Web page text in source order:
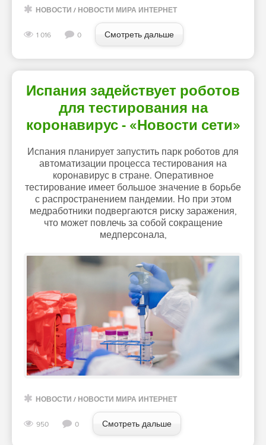
НОВОСТИ / НОВОСТИ МИРА ИНТЕРНЕТ
1 016 0 Смотреть дальше
Испания задействует роботов
для тестирования на
коронавирус - «Новости сети»
Испания планирует запустить парк роботов для
автоматизации процесса тестирования на
коронавирус в стране. Оперативное
тестирование имеет большое значение в борьбе
с распространением пандемии. Но при этом
медработники подвергаются риску заражения,
что может повлечь за собой сокращение
медперсонала,
НОВОСТИ / НОВОСТИ МИРА ИНТЕРНЕТ
950 0 Смотреть дальше